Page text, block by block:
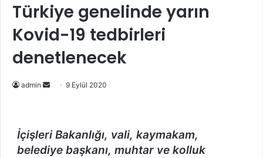
Türkiye genelinde yarın
Kovid-19 tedbirleri
denetlenecek
admin
Bir
9 Eylül 2020
İçişleri Bakanlığı, vali, kaymakam,
belediye başkanı, muhtar ve kolluk